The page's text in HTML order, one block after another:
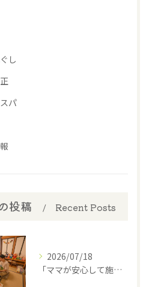
し
パ
投稿 Recent Posts
2026/07/18
​「ママが安心して施術を受けられるように」